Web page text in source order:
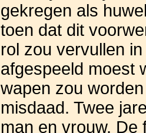
gekregen als
toen dat dit
rol zou vervullen
afgespeeld moest
wapen zou
misdaad. Twee
man en vrouw. De